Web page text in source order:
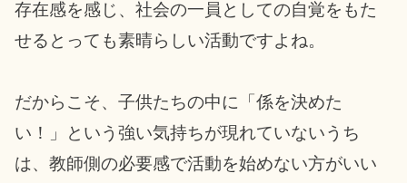
存在感を感じ、社会の一員としての自覚をもた
せるとっても素晴らしい活動ですよね。
だからこそ、子供たちの中に「係を決めた
い！」という強い気持ちが現れていないうち
は、教師側の必要感で活動を始めない方がいい